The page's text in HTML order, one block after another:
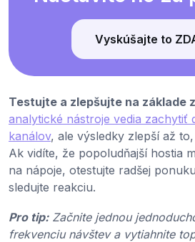
Vyskúšajte to
Testujte a zlepšujte na základe
analytické nástroje vedia zachytiť
kanálov, ale výsledky zlepší až
Ak vidíte, že popoludňajší hostia
na nápoje, otestujte radšej
sledujte reakciu.
Pro tip: Začnite jednou
frekvenciu návštev a vytiahnite